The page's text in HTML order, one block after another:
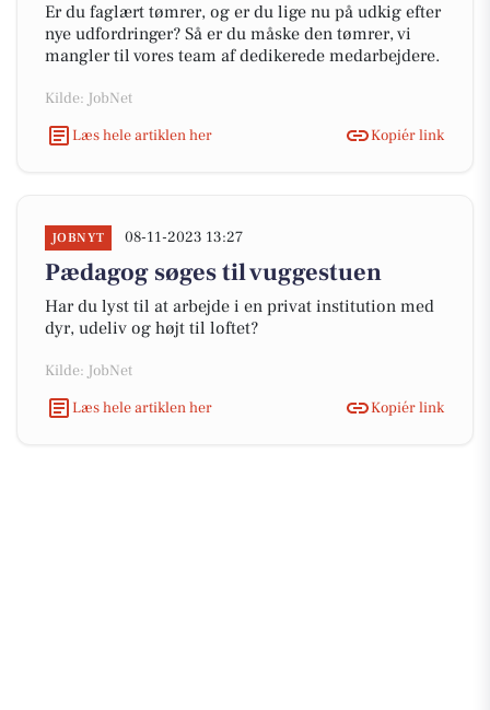
Er du faglært tømrer, og er du lige nu på udkig efter
nye udfordringer? Så er du måske den tømrer, vi
mangler til vores team af dedikerede medarbejdere.
Kilde: JobNet
Læs hele artiklen her
Kopiér link
JOBNYT 08-11-2023 13:27
Pædagog søges til vuggestuen
Har du lyst til at arbejde i en privat institution med
dyr, udeliv og højt til loftet?
Kilde: JobNet
Læs hele artiklen her
Kopiér link